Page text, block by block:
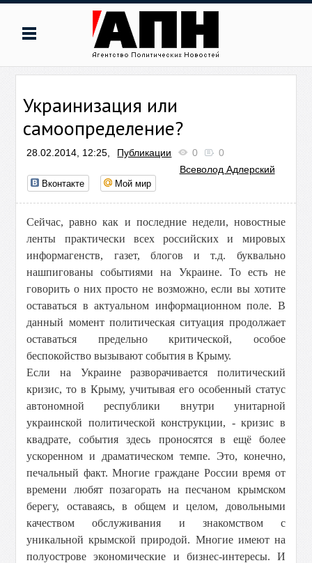
Украинизация или
самоопределение?
28.02.2014, 12:25, Публикации 0
0
Всеволод Адлерский
Вконтакте Мой мир
Сейчас, равно как и последние недели, новостные
ленты практически всех российских и мировых
информагенств, газет, блогов и т.д. буквально
нашпигованы событиями на Украине. То есть не
говорить о них просто не возможно, если вы хотите
оставаться в актуальном информационном поле. В
данный момент политическая ситуация продолжает
оставаться предельно критической, особое
беспокойство вызывают события в Крыму.
Если на Украине разворачивается политический
кризис, то в Крыму, учитывая его особенный статус
автономной республики внутри унитарной
украинской политической конструкции, - кризис в
квадрате, события здесь проносятся в ещё более
ускоренном и драматическом темпе. Это, конечно,
печальный факт. Многие граждане России время от
времени любят позагорать на песчаном крымском
берегу, оставаясь, в общем и целом, довольными
качеством обслуживания и знакомством с
уникальной крымской природой. Многие имеют на
полуострове экономические и бизнес-интересы. И